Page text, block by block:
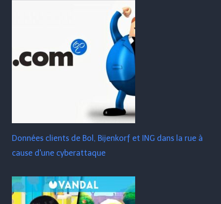
Données clients de Bol, Bijenkorf et ING dans la rue à
cause d'une cyberattaque